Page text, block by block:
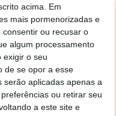
acima. Em
mais pormenorizadas e
ou recusar o
algum processamento
exigir o seu
de se opor a esse
serão aplicadas apenas a
ou retirar seu
a este site e